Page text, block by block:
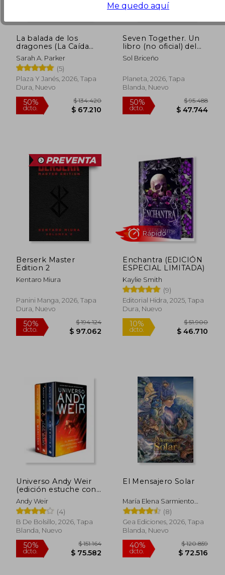
10% $ 59.000 50% $
Rápido
La balada de los
dragones (La Caída
Lunar 2)
Sarah A. Parker
(5)
Plaza Y Janés, 2026, Tapa
Dura, Nuevo
Seven Together. Un
libro (no oficial) del
universo de BTS
Sol Briceño
Planeta, 2026, Tapa
Blanda, Nuevo
Berserk Master
Edition 2
Kentaro Miura
Panini Manga, 2026, Tapa
Dura, Nuevo
Enchantra (EDICIÓN
ESPECIAL LIMITADA)
Kaylie Smith
(9)
Editorial Hidra, 2025, Tapa
Dura, Nuevo
Universo Andy Weir
(edición estuche con:
El marciano |
Proyecto Hail Mary |
Artemisa)
Andy Weir
(4)
B De Bolsillo, 2026, Tapa
Blanda, Nuevo
El Mensajero Solar
María Elena Sarmiento
Vallejos
(8)
Gea Ediciones, 2026, Tapa
Blanda, Nuevo
Me quedo aquí